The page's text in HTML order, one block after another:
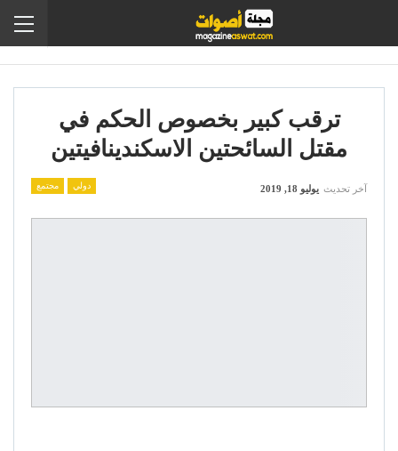
ترقب كبير بخصوص الحكم في
مقتل السائحتين الاسكندينافيتين
دولي مجتمع آخر تحديث يوليو 18, 2019